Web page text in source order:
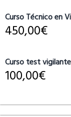
Curso Técnico en
450,00€
Curso test
100,00€